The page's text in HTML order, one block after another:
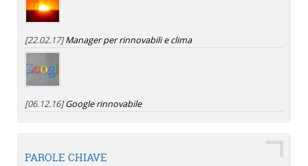
[22.02.17]Manager per rinnovabili e clima
[06.12.16]Google rinnovabile
PAROLE CHIAVE